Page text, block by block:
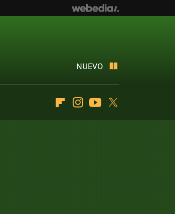
NUEVO
FlipboardInstagramYoutube